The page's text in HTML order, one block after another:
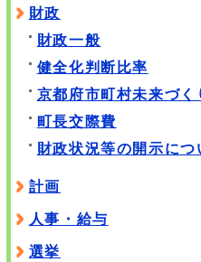
財政
財政一般
健全化判断比率
京都府市町村未来づ
町長交際費
財政状況等の開示につ
計画
人事・給与
選挙